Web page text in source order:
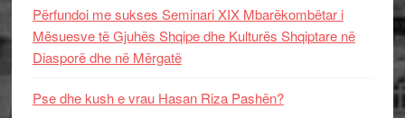
Përfundoi me sukses Seminari XIX Mbarëkombëtar i
Mësuesve të Gjuhës Shqipe dhe Kulturës Shqiptare në
Diasporë dhe në Mërgatë
Pse dhe kush e vrau Hasan Riza Pashën?